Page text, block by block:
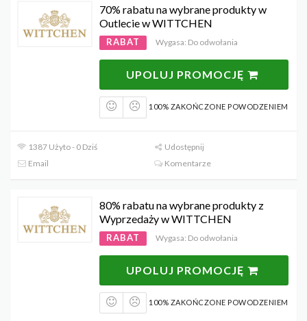
70% rabatu na wybrane produkty w
Outlecie w WITTCHEN
RABAT Wygasa: Do odwołania
UPOLUJ PROMOCJĘ
100% ZAKOŃCZONE POWODZENIEM
1387 Użyto - 0 Dziś
Udostępnij
Email
Komentarze
80% rabatu na wybrane produkty z
Wyprzedaży w WITTCHEN
RABAT Wygasa: Do odwołania
UPOLUJ PROMOCJĘ
100% ZAKOŃCZONE POWODZENIEM